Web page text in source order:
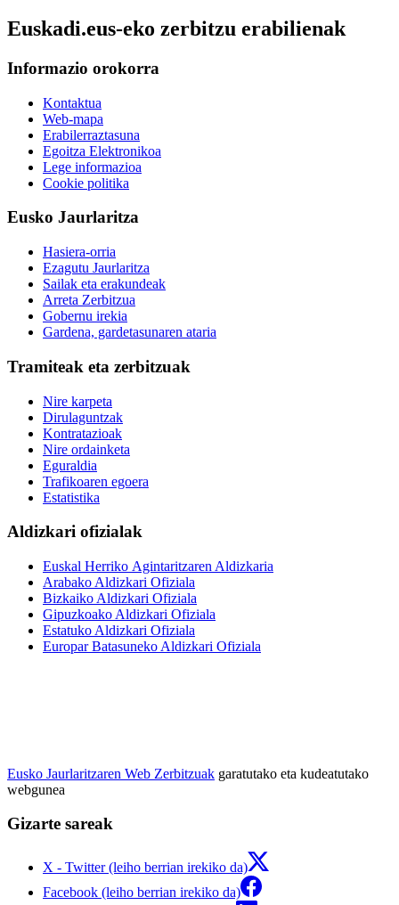
Euskadi.eus-eko zerbitzu erabilienak
Informazio orokorra
Kontaktua
Web-mapa
Erabilerraztasuna
Egoitza Elektronikoa
Lege informazioa
Cookie politika
Eusko Jaurlaritza
Hasiera-orria
Ezagutu Jaurlaritza
Sailak eta erakundeak
Arreta Zerbitzua
Gobernu irekia
Gardena, gardetasunaren ataria
Tramiteak eta zerbitzuak
Nire karpeta
Dirulaguntzak
Kontratazioak
Nire ordainketa
Eguraldia
Trafikoaren egoera
Estatistika
Aldizkari ofizialak
Euskal Herriko Agintaritzaren Aldizkaria
Arabako Aldizkari Ofiziala
Bizkaiko Aldizkari Ofiziala
Gipuzkoako Aldizkari Ofiziala
Estatuko Aldizkari Ofiziala
Europar Batasuneko Aldizkari Ofiziala
Eusko Jaurlaritzaren Web Zerbitzuak garatutako eta kudeatutako
webgunea
Gizarte sareak
X - Twitter (leiho berrian irekiko da)
Facebook (leiho berrian irekiko da)